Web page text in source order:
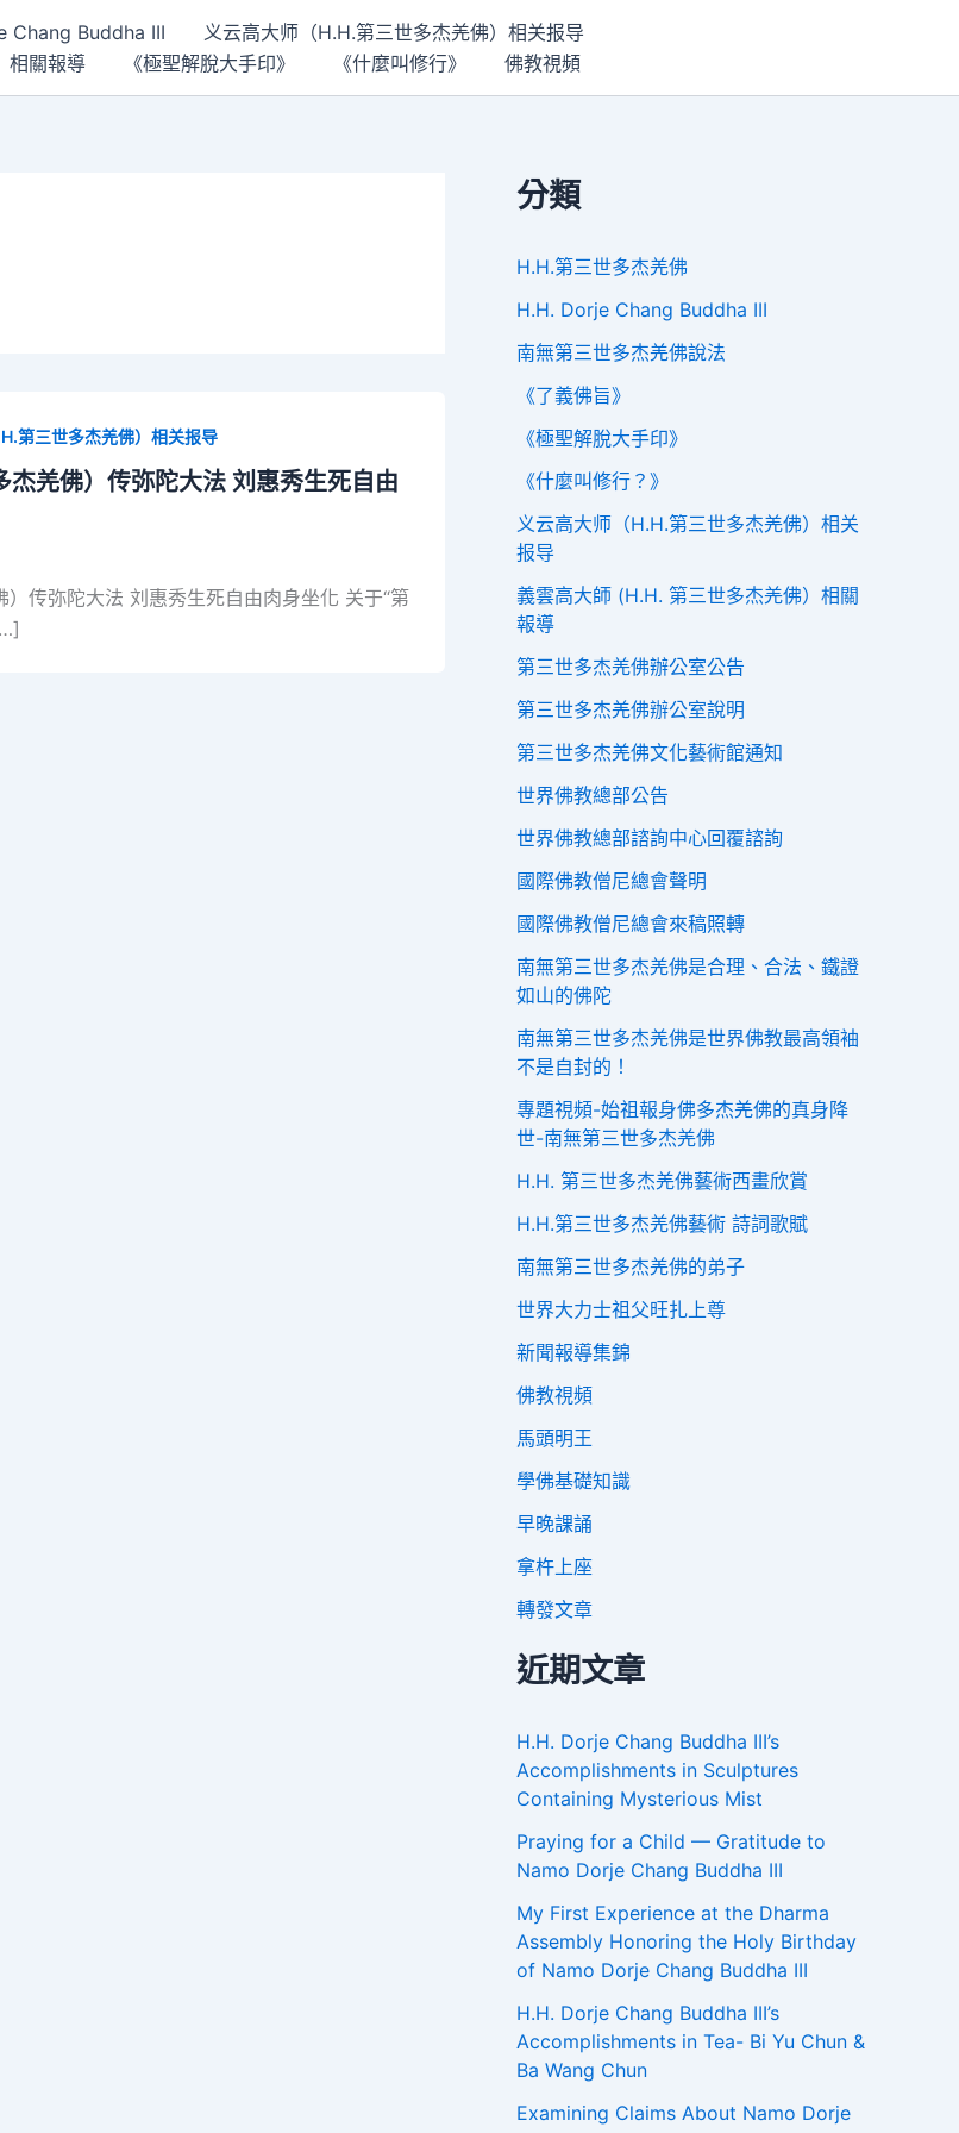
Chang Buddha III
义云高大师（H.H.第三世多杰羌佛）相关报导
相關報導
《極聖解脫大手印》 《什麼叫修行》 佛教視頻
第三世多杰羌佛）相关报导
羌佛）传弥陀大法 刘惠秀生死自由
传弥陀大法 刘惠秀生死自由肉身坐化 关于“第
分類
H.H.第三世多杰羌佛
H.H. Dorje Chang Buddha III
南無第三世多杰羌佛說法
《了義佛旨》
《極聖解脫大手印》
《什麼叫修行？》
义云高大师（H.H.第三世多杰羌佛）相关
报导
義雲高大師 (H.H. 第三世多杰羌佛）相關
報導
第三世多杰羌佛辦公室公告
第三世多杰羌佛辦公室說明
第三世多杰羌佛文化藝術館通知
世界佛教總部公告
世界佛教總部諮詢中心回覆諮詢
國際佛教僧尼總會聲明
國際佛教僧尼總會來稿照轉
南無第三世多杰羌佛是合理、合法、鐵證
如山的佛陀
南無第三世多杰羌佛是世界佛教最高領袖
不是自封的！
專題視頻-始祖報身佛多杰羌佛的真身降
世-南無第三世多杰羌佛
H.H. 第三世多杰羌佛藝術西畫欣賞
H.H.第三世多杰羌佛藝術 詩詞歌賦
南無第三世多杰羌佛的弟子
世界大力士祖父旺扎上尊
新聞報導集錦
佛教視頻
馬頭明王
學佛基礎知識
早晚課誦
拿杵上座
轉發文章
近期文章
H.H. Dorje Chang Buddha III’s
Accomplishments in Sculptures
Containing Mysterious Mist
Praying for a Child — Gratitude to
Namo Dorje Chang Buddha III
My First Experience at the Dharma
Assembly Honoring the Holy Birthday
of Namo Dorje Chang Buddha III
H.H. Dorje Chang Buddha III’s
Accomplishments in Tea- Bi Yu Chun &
Ba Wang Chun
Examining Claims About Namo Dorje